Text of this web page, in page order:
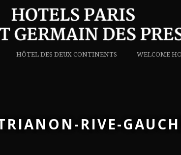
HÔTEL DES DEUX CONTINENTS WELCOME
RIVE-